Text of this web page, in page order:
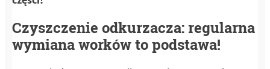
Czyszczenie odkurzacza: regularna
wymiana worków to podstawa!